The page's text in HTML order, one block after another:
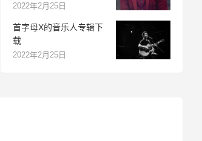
2022年2月25日
首字母X的音乐人专辑下
载
2022年2月25日